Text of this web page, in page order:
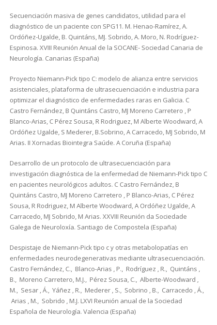
Secuenciación masiva de genes candidatos, utilidad para el
diagnóstico de un paciente con SPG11. M. Henao-Ramírez, A.
Ordóñez-Ugalde, B. Quintáns, MJ. Sobrido, A. Moro, N. Rodríguez-
Espinosa. XVIII Reunión Anual de la SOCANE- Sociedad Canaria de
Neurología. Canarias (España)
Proyecto Niemann-Pick tipo C: modelo de alianza entre servicios
asistenciales, plataforma de ultrasecuenciación e industria para
optimizar el diagnóstico de enfermedades raras en Galicia. C
Castro Fernández, B Quintáns Castro, MJ Moreno Carretero , P
Blanco-Arias, C Pérez Sousa, R Rodriguez, M Alberte Woodward, A
Ordóñez Ugalde, S Mederer, B.Sobrino, A Carracedo, MJ Sobrido, M
Arias. II Xornadas Biointegra Saúde. A Coruña (España)
Desarrollo de un protocolo de ultrasecuenciación para
investigación diagnóstica de la enfermedad de Niemann-Pick tipo C
en pacientes neurológicos adultos. C Castro Fernández, B
Quintáns Castro, MJ Moreno Carretero , P Blanco-Arias, C Pérez
Sousa, R Rodriguez, M Alberte Woodward, A Ordóñez Ugalde, A
Carracedo, MJ Sobrido, M Arias. XXVIII Reunión da Sociedade
Galega de Neuroloxía. Santiago de Compostela (España)
Despistaje de Niemann-Pick tipo c y otras metabolopatías en
enfermedades neurodegenerativas mediante ultrasecuenciación.
Castro Fernández, C., Blanco-Arias , P., Rodríguez , R., Quintáns ,
B., Moreno Carretero, M.J., Pérez Sousa, C., Alberte-Woodward ,
M., Sesar , Á., Yáñez , R., Mederer , S., Sobrino , B., Carracedo , Á.,
Arias , M., Sobrido , M.J. LXVI Reunión anual de la Sociedad
Española de Neurología. Valencia (España)